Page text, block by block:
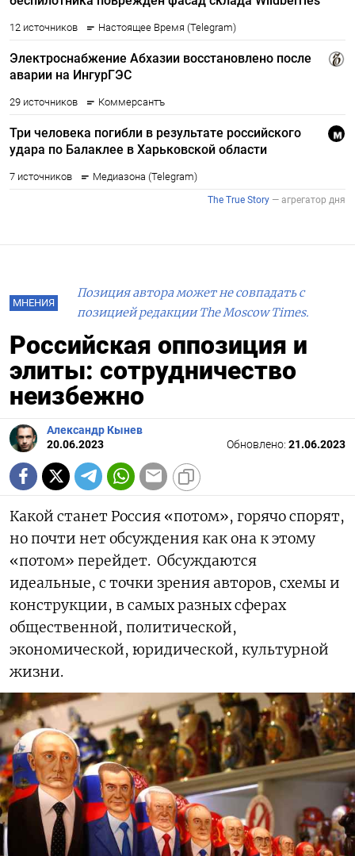
МНЕНИЯ
Позиция автора может не совпадать с
позицией редакции The Moscow Times.
Российская оппозиция и
элиты: сотрудничество
неизбежно
Александр Кынев
20.06.2023
Обновлено: 21.06.2023
Какой станет Россия «потом», горячо спорят,
но почти нет обсуждения как она к этому
«потом» перейдет. Обсуждаются
идеальные, с точки зрения авторов, схемы и
конструкции, в самых разных сферах
общественной, политической,
экономической, юридической, культурной
жизни.